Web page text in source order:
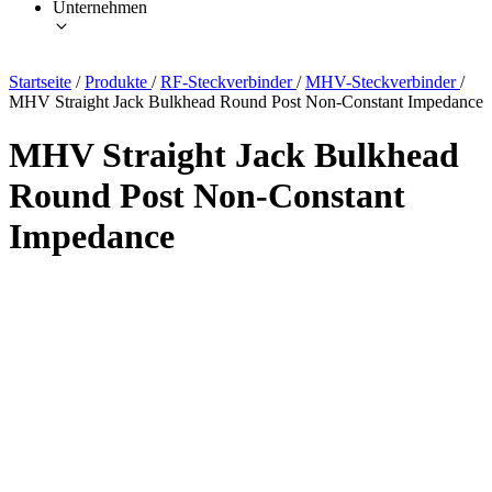
Unternehmen
Startseite / Produkte / RF-Steckverbinder/ MHV-Steckverbinder/
MHV Straight Jack Bulkhead Round Post Non-Constant Impedance
MHV Straight Jack Bulkhead
Round Post Non-Constant
Impedance